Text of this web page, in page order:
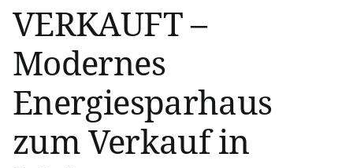
VERKAUFT –
Modernes
Energiesparhaus
zum Verkauf in